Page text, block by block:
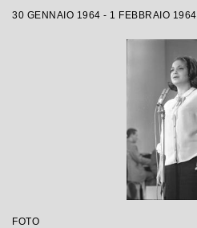
30 GENNAIO 1964 - 1 FEBBRAIO 1964
FOTO